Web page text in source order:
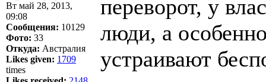
Вт май 28, 2013,
09:08
Сообщения: 10129
Фото: 33
Откуда: Австралия
Likes given: 1709
times
переворот, у
люди, а
устраивают